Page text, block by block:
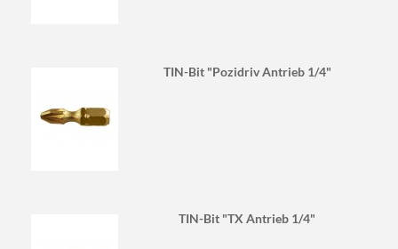
TIN-Bit "Pozidriv Antrieb 1/4"
TIN-Bit "TX Antrieb 1/4"